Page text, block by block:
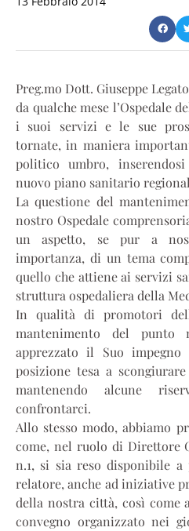
Preg.mo Dott. Giuseppe
da qualche mese l’Ospedale
i suoi servizi e le sue
tornate, in maniera
politico umbro,
nuovo piano sanitario
La questione del
nostro Ospedale
un aspetto, se pur a
importanza, di un tema
quello che attiene ai servizi
struttura ospedaliera della
In qualità di promotori
mantenimento del punto
apprezzato il Suo
posizione tesa a
mantenendo alcune
confrontarci.
Allo stesso modo, abbiamo
come, nel ruolo di Direttore
n.1, si sia reso disponibile
relatore, anche ad iniziative
della nostra città, così come
convegno organizzato nei